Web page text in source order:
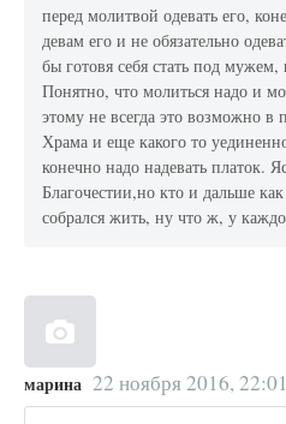
перед молитвой одевать его,
девам его и не обязательно
бы готовя себя стать под мужем,
Понятно, что молиться надо и
этому не всегда это возможно в
Храма и еще какого то
конечно надо надевать платок.
Благочестии,но кто и дальше
собрался жить, ну что ж, у
марина 22 ноября 2016, 22:01